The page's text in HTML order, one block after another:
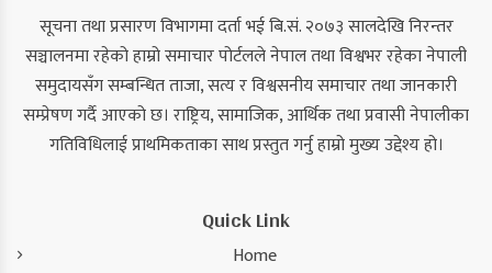
सूचना तथा प्रसारण विभागमा दर्ता भई बि.सं. २०७३ सालदेखि निरन्तर
सञ्चालनमा रहेको हाम्रो समाचार पोर्टलले नेपाल तथा विश्वभर रहेका नेपाली
समुदायसँग सम्बन्धित ताजा, सत्य र विश्वसनीय समाचार तथा जानकारी
सम्प्रेषण गर्दै आएको छ। राष्ट्रिय, सामाजिक, आर्थिक तथा प्रवासी नेपालीका
गतिविधिलाई प्राथमिकताका साथ प्रस्तुत गर्नु हाम्रो मुख्य उद्देश्य हो।
Quick Link
Home